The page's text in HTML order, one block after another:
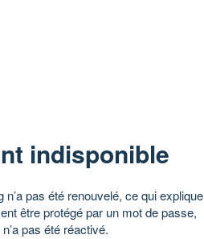
indisponible
pas été renouvelé, ce qui explique
être protégé par un mot de passe,
pas été réactivé.